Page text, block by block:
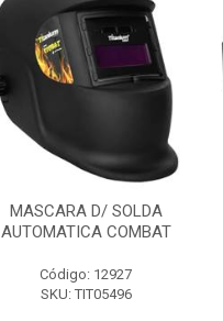
MASCARA D/ SOLDA
AUTOMATICA COMBAT
Código: 12927
SKU: TIT05496